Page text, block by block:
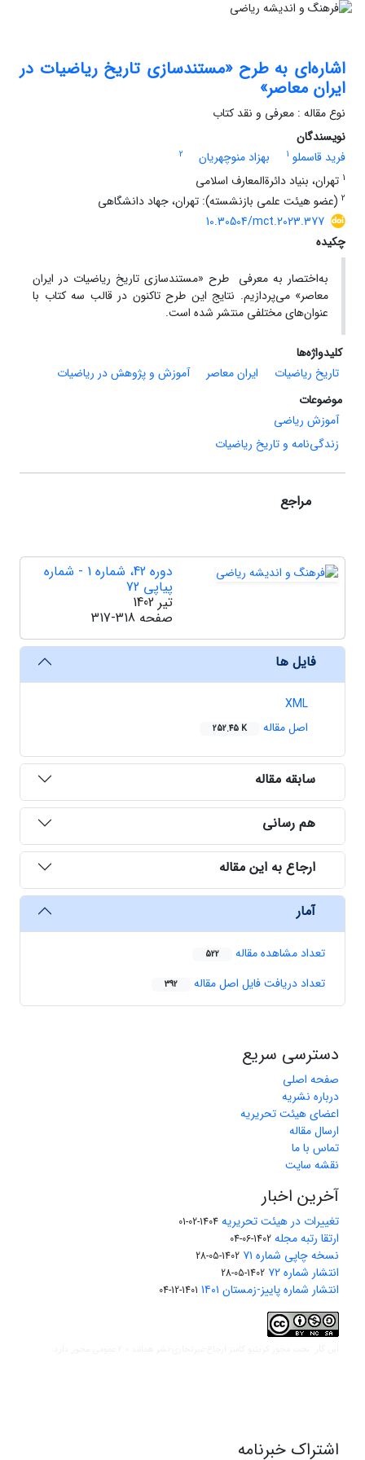
اشاره‌­ای به طرح «‎مستندسازی تاریخ ریاضیات در
ایران معاصر‎»
نوع مقاله : معرفی و نقد کتاب
نویسندگان
فرید قاسملو 1 بهزاد منوچهریان
2
1 تهران، بنیاد دائرة‌المعارف اسلامی
2 (عضو هیئت علمی بازنشسته): تهران، جهاد دانشگاهی
10.30504/mct.2023.377
چکیده
به‌اختصار به معرفی طرح «‎مستندسازی تاریخ ریاضیات در ایران
معاصر‎» می‌پردازیم. نتایج این طرح تاکنون در قالب سه کتاب با
عنوان‌های مختلفی منتشر شده است.
کلیدواژه‌ها
تاریخ ریاضیات
ایران معاصر
آموزش و پژوهش در ریاضیات
موضوعات
آموزش ریاضی
زندگی‌نامه و تاریخ ریاضیات
مراجع
دوره 42، شماره 1 - شماره
پیاپی 72
تیر 1402
صفحه 317-318
فایل ها
XML
اصل مقاله
252.45 K
سابقه مقاله
هم رسانی
ارجاع به این مقاله
آمار
تعداد مشاهده مقاله 522
تعداد دریافت فایل اصل مقاله 392
دسترسی سریع
صفحه اصلی
درباره نشریه
اعضای هیئت تحریریه
ارسال مقاله
تماس با ما
نقشه سایت
آخرین اخبار
تغییرات در هیئت تحریریه 1404-02-01
ارتقا رتبه مجله 1402-06-04
نسخه چاپی شماره ۷۱ 1402-05-28
انتشار شماره ۷۲ 1402-05-28
انتشار شماره پاییز-زمستان ۱۴۰۱ 1401-12-04
اشتراک خبرنامه